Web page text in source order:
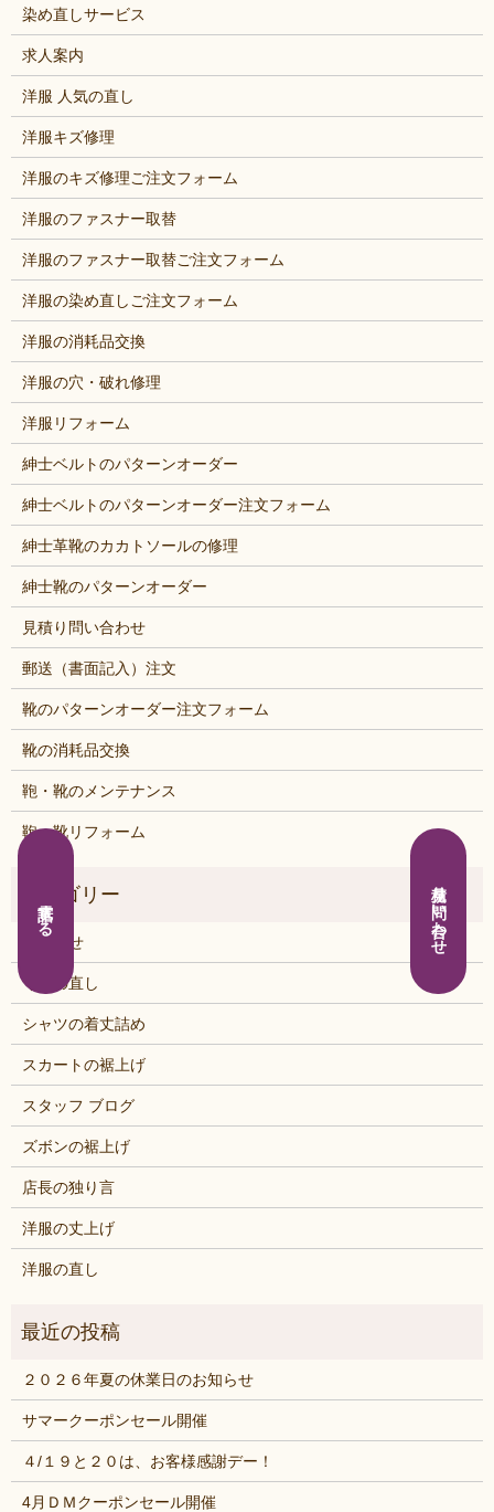
染め直しサービス
求人案内
洋服 人気の直し
洋服キズ修理
洋服のキズ修理ご注文フォーム
洋服のファスナー取替
洋服のファスナー取替ご注文フォーム
洋服の染め直しご注文フォーム
洋服の消耗品交換
洋服の穴・破れ修理
洋服リフォーム
紳士ベルトのパターンオーダー
紳士ベルトのパターンオーダー注文フォーム
紳士革靴のカカトソールの修理
紳士靴のパターンオーダー
見積り問い合わせ
郵送（書面記入）注文
靴のパターンオーダー注文フォーム
靴の消耗品交換
鞄・靴のメンテナンス
鞄・靴リフォーム
お知らせ
くつの直し
シャツの着丈詰め
スカートの裾上げ
スタッフ ブログ
ズボンの裾上げ
店長の独り言
洋服の丈上げ
洋服の直し
２０２６年夏の休業日のお知らせ
サマークーポンセール開催
４/１９と２０は、お客様感謝デー！
4月ＤＭクーポンセール開催
電話する 見積り問い合わせ